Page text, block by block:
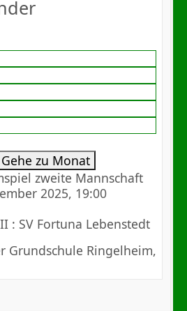
Gehe zu Monat
zweite Mannschaft
2025, 19:00
: SV Fortuna Lebenstedt
Grundschule Ringelheim,